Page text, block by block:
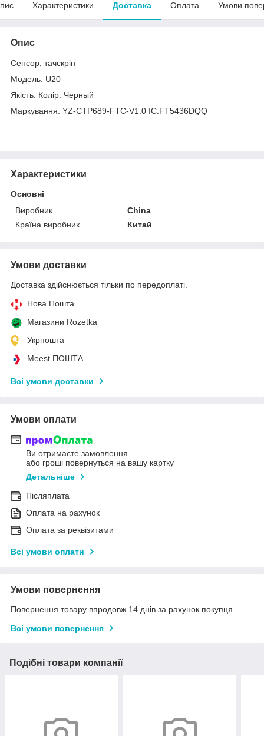
Характеристики Доставка Оплата Умови
Опис
Сенсор, тачскрін
Модель: U20
Якість: Колір: Черный
Маркування: YZ-CTP689-FTC-V1.0 IC:FT5436DQQ
Характеристики
Основні
Виробник
China
Країна виробник
Китай
Умови доставки
Доставка здійснюється тільки по передоплаті.
Нова Пошта
Магазини Rozetka
Укрпошта
Meest ПОШТА
Всі умови доставки
Умови оплати
Ви отримаєте замовлення
або гроші повернуться на вашу картку
Детальніше
Післяплата
Оплата на рахунок
Оплата за реквізитами
Всі умови оплати
Умови повернення
Повернення товару впродовж 14 днів за рахунок покупця
Всі умови повернення
Подібні товари компанії